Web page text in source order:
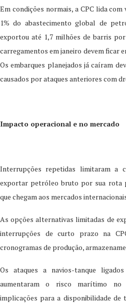
Em condições normais, a CPC lida
1% do abastecimento global de
exportou até 1,7 milhões de barris
carregamentos em janeiro devem ficar
Os embarques planejados já caíram
causados por ataques anteriores com
Impacto operacional e no mercado
Interrupções repetidas limitaram a
exportar petróleo bruto por sua rota
que chegam aos mercados
As opções alternativas limitadas de
interrupções de curto prazo na
cronogramas de produção,
Os ataques a navios-tanque
aumentaram o risco marítimo
implicações para a disponibilidade